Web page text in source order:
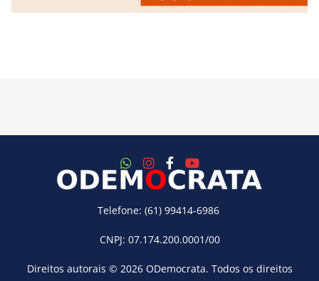
Telefone: (61) 99414-6986
CNPJ: 07.174.200.0001/00
Direitos autorais © 2026 ODemocrata. Todos os direitos